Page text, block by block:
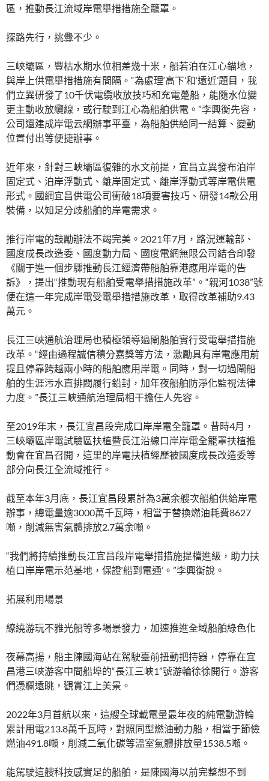
區，推動長江流域岸電舉措措施全籠罩。
探路先行，挑釁不少。
三峽壩區，豐枯水期水位相差幾十米，船若泊在江心錨地，
與岸上供電舉措措施有間隔。“為處理‘高下’和‘遠近’題目，我
們立異研發了10千伏電纜收放技巧和充電躉船，能隨水位變
更主動收放纜線，或行駛到江心為船舶供電。”李興衡先容，
公司還建成岸電云網辦事平臺，為船舶供給同一結算、變動
位置付出等便捷辦事。
近年來，針對三峽壩區復雜的水文前提，宜昌立異發布泊岸
固定式、泊岸浮動式、離岸固定式、離岸浮動式等岸電供電
形式。國網宜昌供電公司衝破18項要害技巧、研發14款公用
裝備，以知足分歧船舶的岸電需求。
推行岸電的鼓勵辦法不竭完美。2021年7月，路況運輸部、
國度成長改造委、國度動力局、國度電網無限公司結合印發
《關于進一個步驟推動長江經濟帶船舶靠港應用岸電的告
訴》，提出“推動現有船舶受電舉措措施改革”。“親河1038”號
便在這一年完成岸電受電舉措措施改革，取得改革補助9.43
萬元。
長江三峽通航治理局也積極領導過閘船舶實行受電舉措措施
改革。“經由過程誠信積分嘉獎等方法，激勵具有岸電應用前
提且停靠跨越兩小時的船舶應用岸電。同時，對一切過閘船
舶的生涯污水直排閥履行鉛封，加年夜船舶防淨化監視法律
力度。”長江三峽通航治理局相干擔任人先容。
至2019年末，長江宜昌段完成口岸岸電全籠罩。昔時4月，
三峽壩區岸電試驗區扶植暨長江沿線口岸岸電全籠罩扶植推
動會在宜昌召開，這里的岸電扶植經歷被國度成長改造委等
部分向長江全流域推行。
截至本年3月底，長江宜昌段累計為3萬余艘次船舶供給岸電
辦事，總電量逾3000萬千瓦時，相當于替換燃油耗費8627
噸，削減無害氣體排放2.7萬余噸。
“我們將持續推動長江宜昌段岸電舉措措施提檔進級，助力扶
植口岸岸電示范基地，保證‘船到電通’。”李興衡說。
拓展利用場景
繚繞游玩不雅光船等多場景發力，加速推進全域船舶綠色化
夜幕高揚，船主陳國海站在駕駛臺前扭動把持器，停靠在宜
昌港三峽游客中間船埠的“長江三峽1”號游輪徐徐開行。游客
們憑欄遠眺，觀賞江上美景。
2022年3月首航以來，這艘全球載電量最年夜的純電動游輪
累計用電213.8萬千瓦時，對照同型燃油動力船，相當于節儉
燃油491.8噸，削減二氧化碳等溫室氣體排放量1538.5噸。
能駕駛這艘科技感實足的船舶，是陳國海以前完整想不到